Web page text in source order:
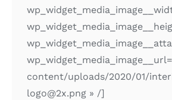
content/uploads/2020/01/
logo@2x.png » /]